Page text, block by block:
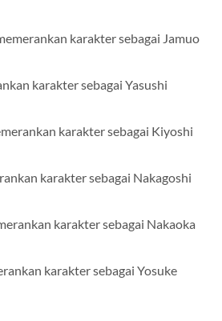
karakter sebagai Jamuo
karakter sebagai Yasushi
karakter sebagai Kiyoshi
karakter sebagai Nakagoshi
karakter sebagai Nakaoka
karakter sebagai Yosuke